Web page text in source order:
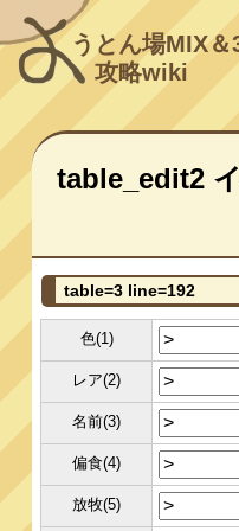
うとん場MIX＆
攻略wiki
table_edit2
table=3 line=192
色(1)
レア(2)
名前(3)
偏食(4)
放牧(5)